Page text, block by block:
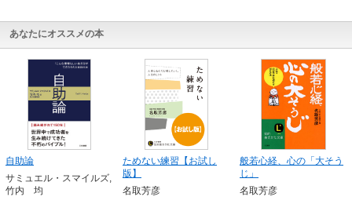
あなたにオススメの本
自助論
サミュエル・スマイルズ,
竹内 均
ためない練習【お試し
版】
名取芳彦
般若心経、心の「大そう
じ」
名取芳彦